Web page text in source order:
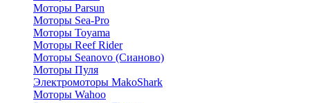
Моторы Parsun
Моторы Sea-Pro
Моторы Toyama
Моторы Reef Rider
Моторы Seanovo (Сианово)
Моторы Пуля
Электромоторы MakoShark
Моторы Wahoo